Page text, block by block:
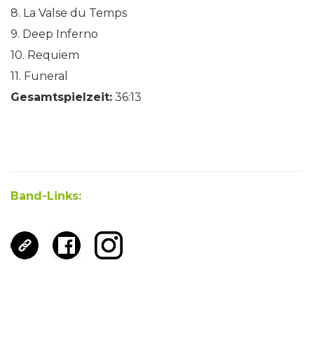
8. La Valse du Temps
9. Deep Inferno
10. Requiem
11. Funeral
Gesamtspielzeit: 36:13
Band-Links: